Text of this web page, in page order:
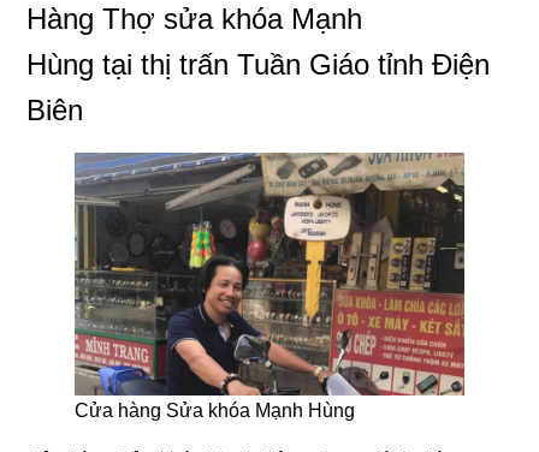
Hàng Thợ sửa khóa Mạnh
Hùng tại thị trấn Tuần Giáo tỉnh Điện
Biên
Cửa hàng Sửa khóa Mạnh Hùng